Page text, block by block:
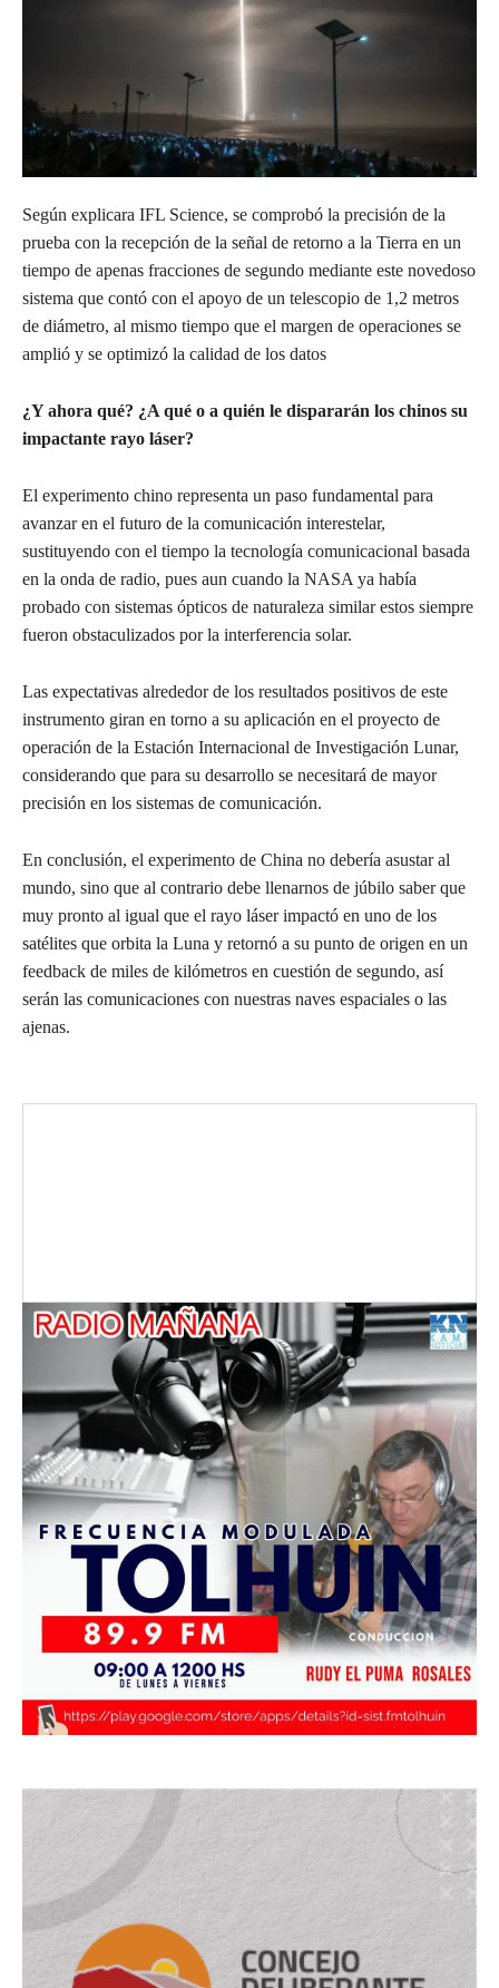
Según explicara IFL Science, se comprobó la precisión de la
prueba con la recepción de la señal de retorno a la Tierra en un
tiempo de apenas fracciones de segundo mediante este novedoso
sistema que contó con el apoyo de un telescopio de 1,2 metros
de diámetro, al mismo tiempo que el margen de operaciones se
amplió y se optimizó la calidad de los datos
¿Y ahora qué? ¿A qué o a quién le dispararán los chinos su
impactante rayo láser?
El experimento chino representa un paso fundamental para
avanzar en el futuro de la comunicación interestelar,
sustituyendo con el tiempo la tecnología comunicacional basada
en la onda de radio, pues aun cuando la NASA ya había
probado con sistemas ópticos de naturaleza similar estos siempre
fueron obstaculizados por la interferencia solar.
Las expectativas alrededor de los resultados positivos de este
instrumento giran en torno a su aplicación en el proyecto de
operación de la Estación Internacional de Investigación Lunar,
considerando que para su desarrollo se necesitará de mayor
precisión en los sistemas de comunicación.
En conclusión, el experimento de China no debería asustar al
mundo, sino que al contrario debe llenarnos de júbilo saber que
muy pronto al igual que el rayo láser impactó en uno de los
satélites que orbita la Luna y retornó a su punto de origen en un
feedback de miles de kilómetros en cuestión de segundo, así
serán las comunicaciones con nuestras naves espaciales o las
ajenas.